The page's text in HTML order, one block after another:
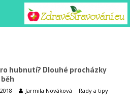
hubnutí? Dlouhé procházky
Jarmila Nováková Rady a tipy